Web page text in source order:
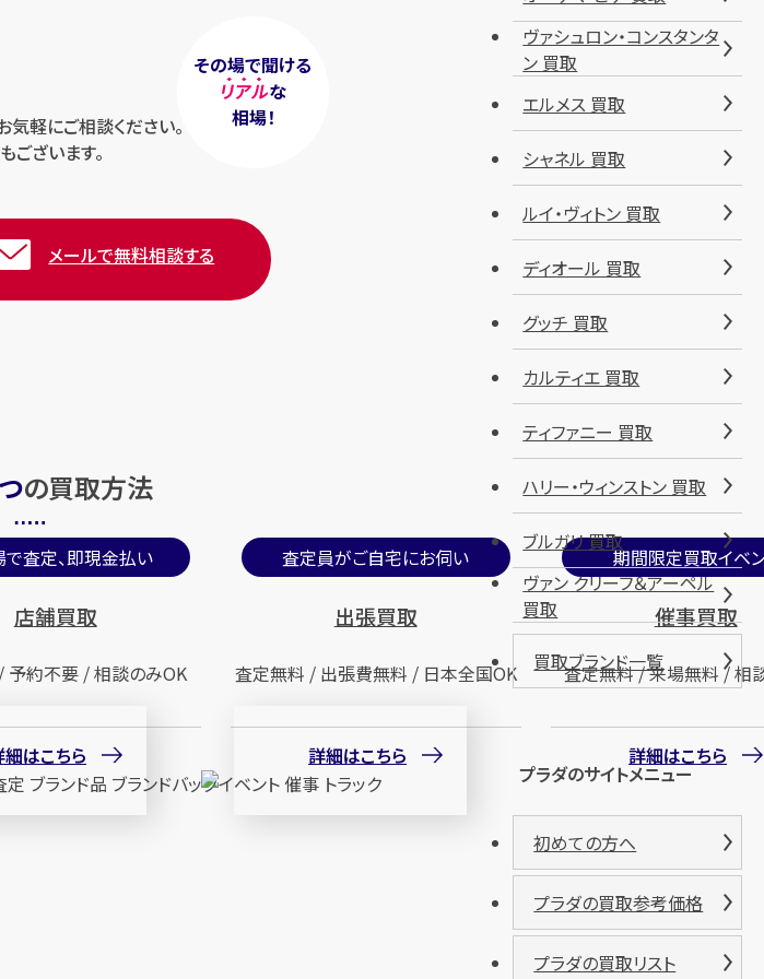
その場で聞ける
リアルな
相場！
軽にご相談ください。
ざいます。
メールで無料相談する
つの買取方法
で査定、即現金払い
店舗買取
予約不要 / 相談のみOK
はこちら
査定員がご自宅にお伺い
出張買取
査定無料 / 出張費無料 / 日本全国OK
詳細はこちら
期間限定買取イベ
催事買取
査定無料 / 来場無料 / 相
詳細はこちら
ヴァシュロン・コンスタンタ
ン 買取
エルメス 買取
シャネル 買取
ルイ・ヴィトン 買取
ディオール 買取
グッチ 買取
カルティエ 買取
ティファニー 買取
ハリー・ウィンストン 買取
ブルガリ 買取
ヴァン クリーフ＆アーペル
買取
買取ブランド一覧
プラダのサイトメニュー
初めての方へ
プラダの買取参考価格
プラダの買取リスト